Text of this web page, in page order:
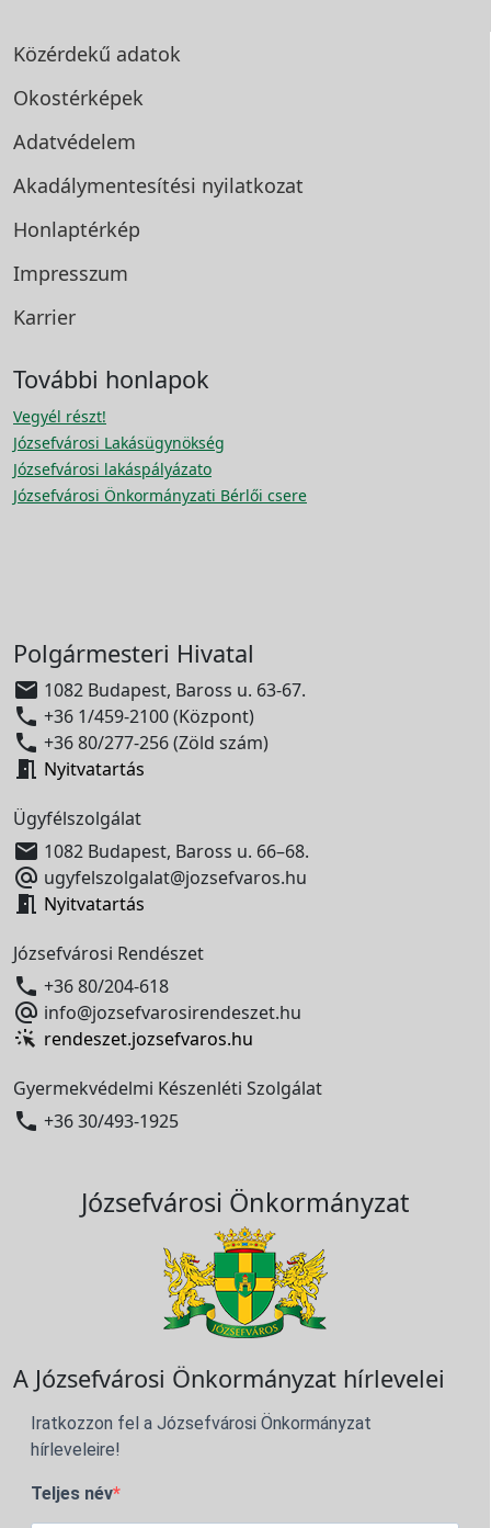
Közérdekű adatok
Okostérképek
Adatvédelem
Akadálymentesítési nyilatkozat
Honlaptérkép
Impresszum
Karrier
További honlapok
Vegyél részt!
Józsefvárosi Lakásügynökség
Józsefvárosi lakáspályázato
Józsefvárosi Önkormányzati Bérlői csere
Polgármesteri Hivatal
 1082 Budapest, Baross u. 63-67.
 +36 1/459-2100 (Központ)
 +36 80/277-256 (Zöld szám)
 Nyitvatartás
Ügyfélszolgálat
 1082 Budapest, Baross u. 66–68.
 ugyfelszolgalat@jozsefvaros.hu
 Nyitvatartás
Józsefvárosi Rendészet
 +36 80/204-618
 info@jozsefvarosirendeszet.hu
rendeszet.jozsefvaros.hu
Gyermekvédelmi Készenléti Szolgálat
 +36 30/493-1925
Józsefvárosi Önkormányzat
A Józsefvárosi Önkormányzat hírlevelei
Iratkozzon fel a Józsefvárosi Önkormányzat
hírleveleire!
Teljes név